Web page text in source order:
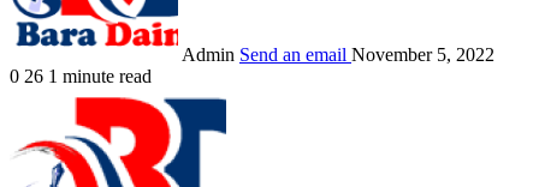
Admin Send an email November 5, 2022
0 26 1 minute read